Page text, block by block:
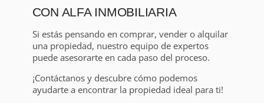
CON ALFA INMOBILIARIA
Si estás pensando en comprar, vender o alquilar
una propiedad, nuestro equipo de expertos
puede asesorarte en cada paso del proceso.
¡Contáctanos y descubre cómo podemos
ayudarte a encontrar la propiedad ideal para ti!